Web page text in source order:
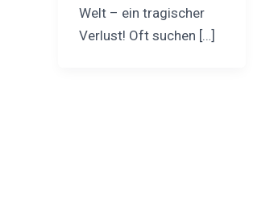
Welt – ein tragischer
Verlust! Oft suchen […]